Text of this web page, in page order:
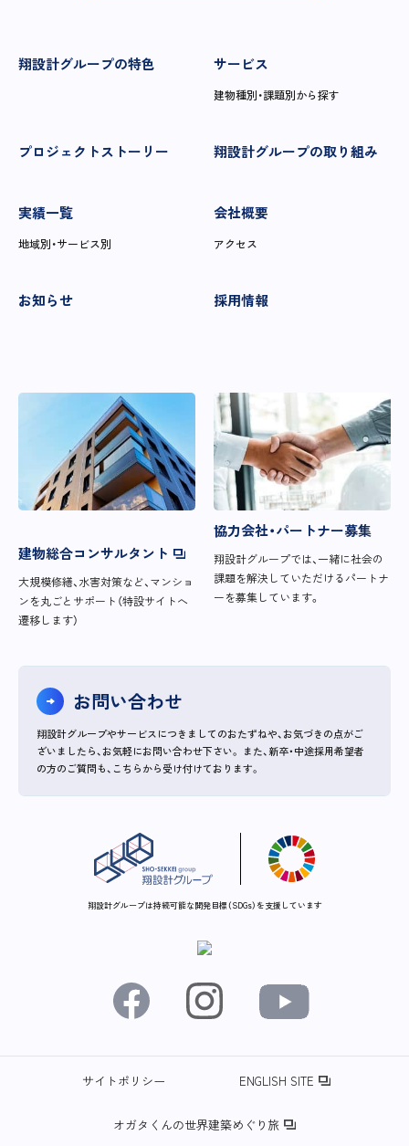
翔設計グループの特色 サービス
建物種別・課題別から探す
プロジェクトストーリー 翔設計グループの取り組み
実績一覧
地域別・サービス別
会社概要
アクセス
お知らせ 採用情報
建物総合コンサルタント
大規模修繕、水害対策など、マンショ
ンを丸ごとサポート（特設サイトへ
遷移します）
協力会社・パートナー募集
翔設計グループでは、一緒に社会の
課題を解決していただけるパートナ
ーを募集しています。
お問い合わせ
翔設計グループやサービスにつきましてのおたずねや、お気づきの点がご
ざいましたら、お気軽にお問い合わせ下さい。 また、新卒・中途採用希望者
の方のご質問も、こちらから受け付けております。
翔設計グループは持続可能な開発目標（SDGs）を支援しています
サイトポリシー ENGLISH SITE
オガタくんの世界建築めぐり旅